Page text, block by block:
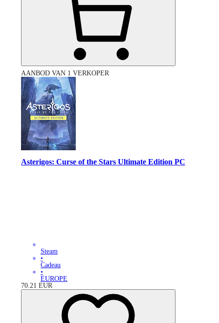
AANBOD VAN 1 VERKOPER
Asterigos: Curse of the Stars Ultimate Edition PC
Steam
•
Cadeau
•
EUROPE
70.21 EUR